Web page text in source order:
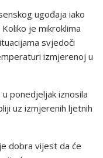
ugođaja iako
je mikroklima
svjedoči
izmjerenoj u
ponedjeljak iznosila
uz izmjerenih ljetnih
dobra vijest da će